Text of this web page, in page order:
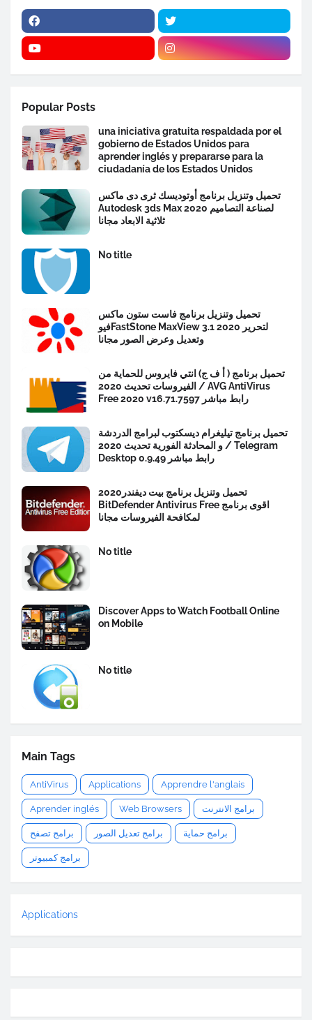
Popular Posts
una iniciativa gratuita respaldada por el
gobierno de Estados Unidos para
aprender inglés y prepararse para la
ciudadanía de los Estados Unidos
تحميل وتنزيل برنامج أوتوديسك ثرى دى ماكس
Autodesk 3ds Max 2020 لصناعة التصاميم
ثلاثية الابعاد مجانا
No title
تحميل وتنزيل برنامج فاست ستون ماكس
فيوFastStone MaxView 3.1 2020 لتحرير
وتعديل وعرض الصور مجانا
تحميل برنامج ( أ ف ج) انتي فايروس للحماية من
الفيروسات تحديث 2020 / AVG AntiVirus
Free 2020 v16.71.7597 رابط مباشر
تحميل برنامج تيليغرام ديسكتوب لبرامج الدردشة
و المحادثة الفورية تحديث 2020 / Telegram
Desktop 0.9.49 رابط مباشر
تحميل وتنزيل برنامج بيت ديفندر2020
BitDefender Antivirus Free اقوى برنامج
لمكافحة الفيروسات مجانا
No title
Discover Apps to Watch Football Online
on Mobile
No title
Main Tags
AntiVirus Applications Apprendre l'anglais
Aprender inglés Web Browsers برامج الانترنت
برامج تصفح برامج تعديل الصور برامج حماية
برامج كمبيوتر
Applications